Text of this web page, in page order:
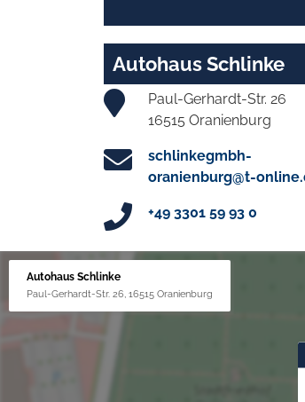
Autohaus Schlinke
Paul-Gerhardt-Str. 26
16515 Oranienburg
schlinkegmbh-
oranienburg@t-
+49 3301 59 93 0
Autohaus Schlinke
Paul-Gerhardt-Str. 26, 16515 Oranienburg